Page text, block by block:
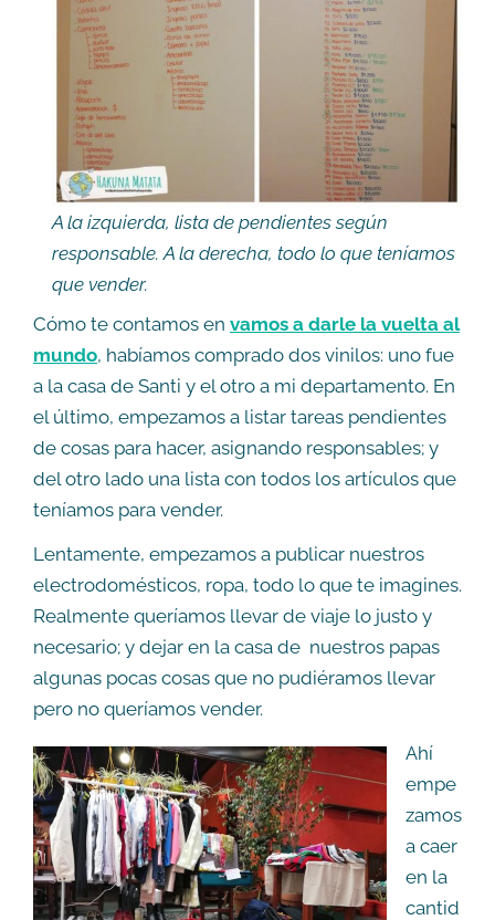
A la izquierda, lista de pendientes según
responsable. A la derecha, todo lo que teníamos
que vender.
Cómo te contamos en vamos a darle la vuelta al
mundo, habíamos comprado dos vinilos: uno fue
a la casa de Santi y el otro a mi departamento. En
el último, empezamos a listar tareas pendientes
de cosas para hacer, asignando responsables; y
del otro lado una lista con todos los artículos que
teníamos para vender.
Lentamente, empezamos a publicar nuestros
electrodomésticos, ropa, todo lo que te imagines.
Realmente queríamos llevar de viaje lo justo y
necesario; y dejar en la casa de nuestros papas
algunas pocas cosas que no pudiéramos llevar
pero no queríamos vender.
Ahí
empe
zamos
a caer
en la
cantid